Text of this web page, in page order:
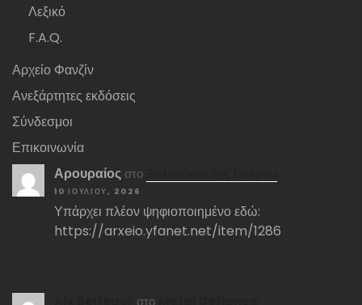
Λεξικό
F.A.Q.
Αρχείο Φανζίν
Ανεξάρτητες εκδόσεις
Σύνδεσμοι
Επικοινωνία
Αρουραίος στο
10 ΙΟΥΛΊΟΥ, 2026
Υπάρχει πλέον ψηφιοποιημένο εδώ:
https://arxeio.yfanet.net/item/1286